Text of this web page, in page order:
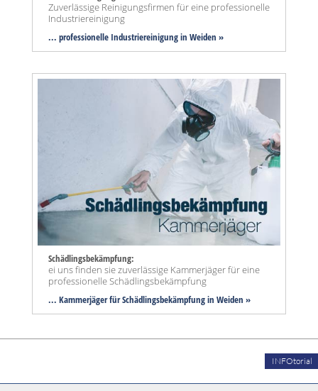
Zuverlässige Reinigungsfirmen für eine professionelle
Industriereinigung
... professionelle Industriereinigung in Weiden »
Schädlingsbekämpfung:
ei uns finden sie zuverlässige Kammerjäger für eine
professionelle Schädlingsbekämpfung
... Kammerjäger für Schädlingsbekämpfung in Weiden »
INFOtorial